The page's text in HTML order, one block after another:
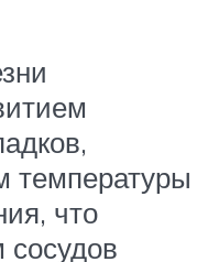
температуры
что
сосудов